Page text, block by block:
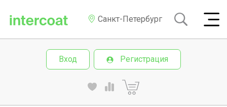
Санкт-Петербург
Вход Регистрация